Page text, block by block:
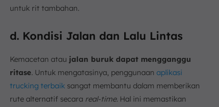
untuk rit tambahan.
d. Kondisi Jalan dan Lalu Lintas
Kemacetan atau jalan buruk dapat mengganggu
ritase. Untuk mengatasinya, penggunaan aplikasi
trucking terbaik sangat membantu dalam memberikan
rute alternatif secara real-time. Hal ini memastikan